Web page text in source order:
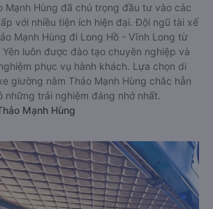
Mạnh Hùng đã chú trọng đầu tư vào các
với nhiều tiện ích hiện đại. Đội ngũ tài xế
Mạnh Hùng đi Long Hồ - Vĩnh Long từ
Yên luôn được đào tạo chuyên nghiệp và
phục vụ hành khách. Lựa chọn di
giường nằm Thảo Mạnh Hùng chắc hẳn
những trải nghiệm đáng nhớ nhất.
Mạnh Hùng